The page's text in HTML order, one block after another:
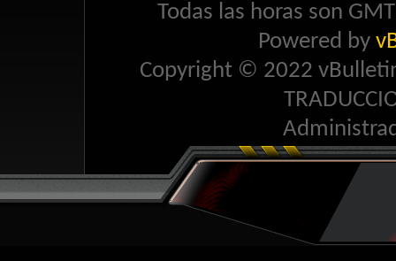
Todas las horas son
Powered by
Copyright © 2022